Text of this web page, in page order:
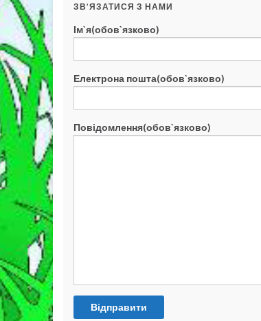
ЗВ’ЯЗАТИСЯ З НАМИ
Ім`я(обов`язково)
Електрона пошта(обов`язково)
Повідомлення(обов`язково)